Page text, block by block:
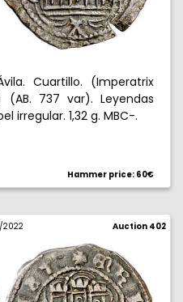
Cuartillo. (Imperatrix
(AB. 737 var). Leyendas
irregular. 1,32 g. MBC-.
Hammer price: 60€
2022 Auction 402